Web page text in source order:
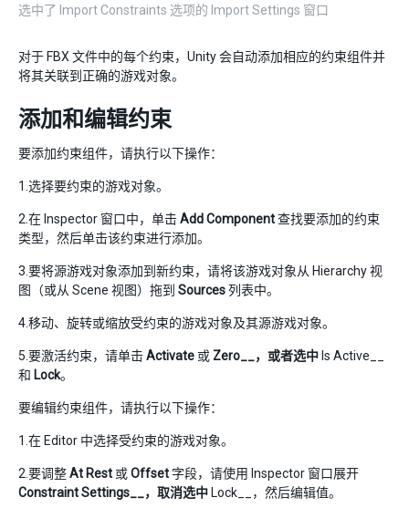
选中了 Import Constraints 选项的 Import Settings 窗口
对于 FBX 文件中的每个约束，Unity 会自动添加相应的约束组件并
将其关联到正确的游戏对象。
添加和编辑约束
要添加约束组件，请执行以下操作：
1.选择要约束的游戏对象。
2.在 Inspector 窗口中，单击Add Component查找要添加的约束
类型，然后单击该约束进行添加。
3.要将源游戏对象添加到新约束，请将该游戏对象从 Hierarchy 视
图（或从 Scene 视图）拖到 Sources列表中。
4.移动、旋转或缩放受约束的游戏对象及其源游戏对象。
5.要激活约束，请单击Activate 或 Zero__，或者选中 Is Active__
和 Lock。
要编辑约束组件，请执行以下操作：
1.在 Editor 中选择受约束的游戏对象。
2.要调整At Rest 或Offset 字段，请使用 Inspector 窗口展开
Constraint Settings__，取消选中 Lock__，然后编辑值。